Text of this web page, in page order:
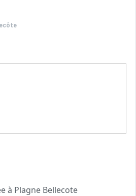
à Plagne Bellecote